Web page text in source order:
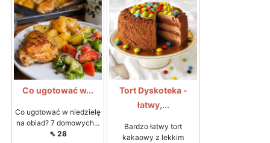
Co ugotować w...
Co ugotować w niedzielę
na obiad? 7 domowych...
⇖ 28
Tort Dyskoteka -
łatwy,...
Bardzo łatwy tort
kakaowy z lekkim